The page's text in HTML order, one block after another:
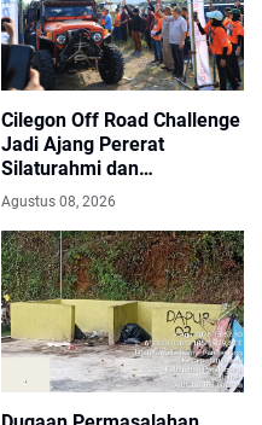
Cilegon Off Road Challenge
Jadi Ajang Pererat
Silaturahmi dan
Kebersamaan
Agustus 08, 2026